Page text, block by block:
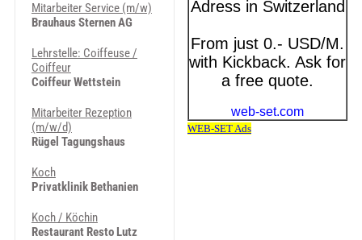
Mitarbeiter Service (m/w)
Brauhaus Sternen AG
Lehrstelle: Coiffeuse /
Coiffeur
Coiffeur Wettstein
Mitarbeiter Rezeption
(m/w/d)
Rügel Tagungshaus
Koch
Privatklinik Bethanien
Koch / Köchin
Restaurant Resto Lutz